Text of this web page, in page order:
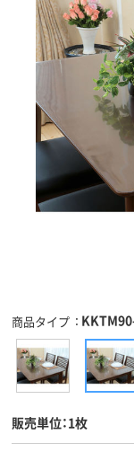
商品タイプ
販売単位：1枚